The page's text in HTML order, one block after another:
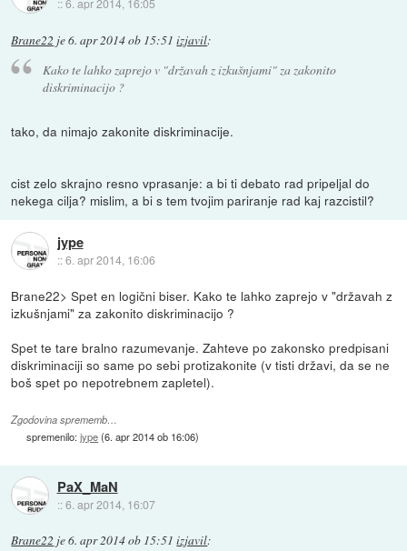
::6. apr 2014, 16:05
Brane22 je6. apr 2014 ob 15:51 izjavil:
Kako te lahko zaprejo v "državah z izkušnjami" za zakonito
diskriminacijo ?
tako, da nimajo zakonite diskriminacije.
cist zelo skrajno resno vprasanje: a bi ti debato rad pripeljal do
nekega cilja? mislim, a bi s tem tvojim pariranje rad kaj razcistil?
jype
::6. apr 2014, 16:06
Brane22> Spet en logični biser. Kako te lahko zaprejo v "državah z
izkušnjami" za zakonito diskriminacijo ?
Spet te tare bralno razumevanje. Zahteve po zakonsko predpisani
diskriminaciji so same po sebi protizakonite (v tisti državi, da se ne
boš spet po nepotrebnem zapletel).
Zgodovina sprememb…
spremenilo:jype(6. apr 2014 ob 16:06)
PaX_MaN
::6. apr 2014, 16:07
Brane22 je6. apr 2014 ob 15:51 izjavil: